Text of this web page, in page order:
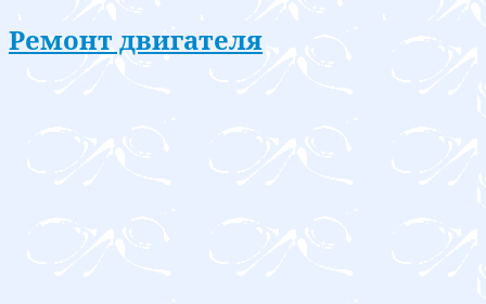
Ремонт двигателя